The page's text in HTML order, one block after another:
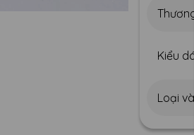
Thương
Loại
Kiểu